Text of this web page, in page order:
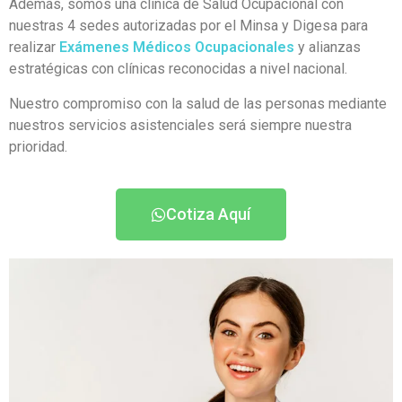
Además, somos una clínica de Salud Ocupacional con
nuestras 4 sedes autorizadas por el Minsa y Digesa para
realizar Exámenes Médicos Ocupacionales y alianzas
estratégicas con clínicas reconocidas a nivel nacional.
Nuestro compromiso con la salud de las personas mediante
nuestros servicios asistenciales será siempre nuestra
prioridad.
Cotiza Aquí